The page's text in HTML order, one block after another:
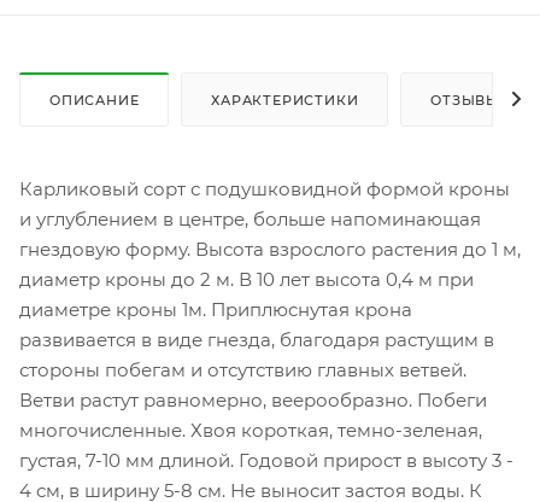
ОПИСАНИЕ ХАРАКТЕРИСТИКИ ОТЗЫВЫ
Карликовый сорт с подушковидной формой кроны
и углублением в центре, больше напоминающая
гнездовую форму. Высота взрослого растения до 1 м,
диаметр кроны до 2 м. В 10 лет высота 0,4 м при
диаметре кроны 1м. Приплюснутая крона
развивается в виде гнезда, благодаря растущим в
стороны побегам и отсутствию главных ветвей.
Ветви растут равномерно, веерообразно. Побеги
многочисленные. Хвоя короткая, темно-зеленая,
густая, 7-10 мм длиной. Годовой прирост в высоту 3 -
4 см, в ширину 5-8 см. Не выносит застоя воды. К